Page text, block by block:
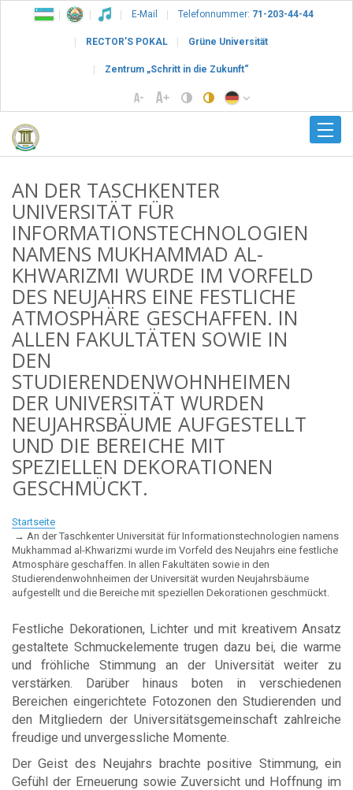
E-Mail Telefonnummer: 71-203-44-44
RECTOR’S POKAL Grüne Universität
Zentrum „Schritt in die Zukunft“
AN DER TASCHKENTER
UNIVERSITÄT FÜR
INFORMATIONSTECHNOLOGIEN
NAMENS MUKHAMMAD AL-
KHWARIZMI WURDE IM VORFELD
DES NEUJAHRS EINE FESTLICHE
ATMOSPHÄRE GESCHAFFEN. IN
ALLEN FAKULTÄTEN SOWIE IN
DEN
STUDIERENDENWOHNHEIMEN
DER UNIVERSITÄT WURDEN
NEUJAHRSBÄUME AUFGESTELLT
UND DIE BEREICHE MIT
SPEZIELLEN DEKORATIONEN
GESCHMÜCKT.
Startseite
An der Taschkenter Universität für Informationstechnologien namens
Mukhammad al-Khwarizmi wurde im Vorfeld des Neujahrs eine festliche
Atmosphäre geschaffen. In allen Fakultäten sowie in den
Studierendenwohnheimen der Universität wurden Neujahrsbäume
aufgestellt und die Bereiche mit speziellen Dekorationen geschmückt.
Festliche Dekorationen, Lichter und mit kreativem Ansatz
gestaltete Schmuckelemente trugen dazu bei, die warme
und fröhliche Stimmung an der Universität weiter zu
verstärken. Darüber hinaus boten in verschiedenen
Bereichen eingerichtete Fotozonen den Studierenden und
den Mitgliedern der Universitätsgemeinschaft zahlreiche
freudige und unvergessliche Momente.
Der Geist des Neujahrs brachte positive Stimmung, ein
Gefühl der Erneuerung sowie Zuversicht und Hoffnung im